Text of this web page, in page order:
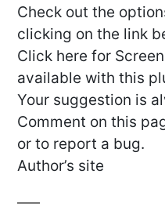
Check out the
clicking on the link
Click here for
available with this
Your suggestion is
Comment on this
or to report a bug.
Author’s site